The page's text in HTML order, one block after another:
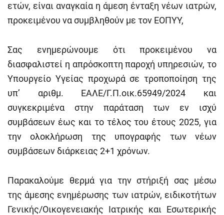
ετών, είναι αναγκαία η άμεση ένταξη νέων ιατρών,
προκειμένου να συμβληθούν με τον ΕΟΠΥΥ,
Σας ενημερώνουμε ότι προκειμένου να
διασφαλιστεί η απρόσκοπτη παροχή υπηρεσιών, το
Υπουργείο Υγείας προχωρά σε τροποποίηση της
υπ’ αριθμ. ΕΑΛΕ/Γ.Π.οικ.65949/2024 και
συγκεκριμένα στην παράταση των εν ισχύ
συμβάσεων έως και το τέλος του έτους 2025, για
την ολοκλήρωση της υπογραφής των νέων
συμβάσεων διάρκειας 2+1 χρόνων.
Παρακαλούμε θερμά για την στήριξή σας μέσω
της άμεσης ενημέρωσης των ιατρών, ειδικοτήτων
Γενικής/Οικογενειακής Ιατρικής και Εσωτερικής